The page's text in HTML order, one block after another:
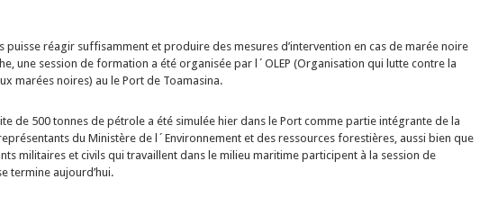
puisse réagir suffisamment et produire des mesures d’intervention en cas de marée noire
une session de formation a été organisée par l´OLEP (Organisation qui lutte contre la
marées noires) au le Port de Toamasina.
de 500 tonnes de pétrole a été simulée hier dans le Port comme partie intégrante de la
du Ministère de l´Environnement et des ressources forestières, aussi bien que
militaires et civils qui travaillent dans le milieu maritime participent à la session de
termine aujourd’hui.